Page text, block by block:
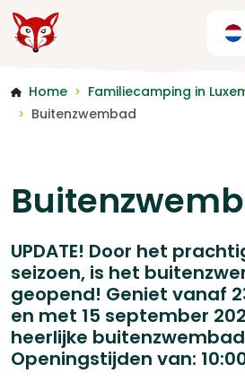
Home > Familiecamping in
> Buitenzwembad
UPDATE! Door het
seizoen, is het
geopend! Geniet vanaf
en met 15 september
heerlijke
Openingstijden van: